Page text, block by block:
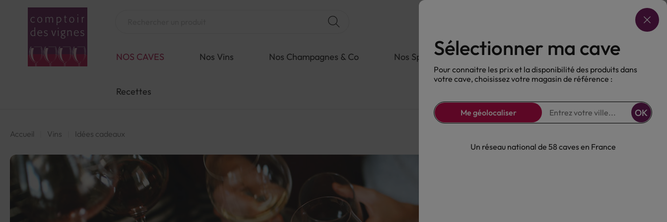
Choisir ma cave
NOS CAVES Nos Vins Nos Champagnes & Co Nos Spiritueux Nos Bières Sans alcool
Recettes
Accueil Vins Idées cadeaux
Sélectionner ma cave
Pour connaitre les prix et la disponibilité des produits dans
votre cave, choisissez votre magasin de référence :
Me géolocaliser OK
Un réseau national de 58 caves en France